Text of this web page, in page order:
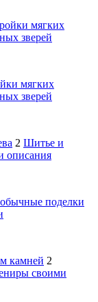
мягких
зверей
мягких
зверей
2 Шитье и
описания
поделки
камней 2
своими